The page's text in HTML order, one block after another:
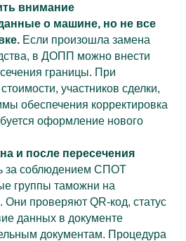
внимание
о машине, но не все
Если произошла замена
в ДОПП можно внести
границы. При
участников сделки,
обеспечения корректировка
оформление нового
и после пересечения
за соблюдением СПОТ
группы таможни на
Они проверяют QR-код, статус
данных в документе
документам. Процедура